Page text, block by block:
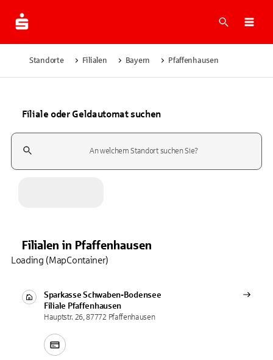
Suche
Standorte Filialen Bayern Pfaffenhausen
Filiale oder Geldautomat suchen
Suchfeld
Filialen in Pfaffenhausen
Sparkasse Schwaben-Bodensee
Filiale Pfaffenhausen
Hauptstr. 26, 87772 Pfaffenhausen
Loading (MapContainer)